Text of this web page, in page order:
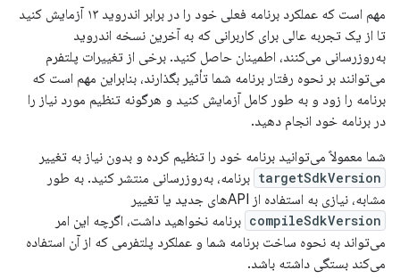
مهم است که عملکرد برنامه فعلی خود را در برابر اندروید ۱۳ آزمایش کنید
تا از یک تجربه عالی برای کاربرانی که به آخرین نسخه اندروید
به‌روزرسانی می‌کنند، اطمینان حاصل کنید. برخی از تغییرات پلتفرم
می‌توانند بر نحوه رفتار برنامه شما تأثیر بگذارند، بنابراین مهم است که
برنامه را زود و به طور کامل آزمایش کنید و هرگونه تنظیم مورد نیاز را
در برنامه خود انجام دهید.
شما معمولاً می‌توانید برنامه خود را تنظیم کرده و بدون نیاز به تغییر
targetSdkVersion برنامه، به‌روزرسانی منتشر کنید. به طور
مشابه، نیازی به استفاده از APIهای جدید یا تغییر
compileSdkVersion برنامه نخواهید داشت، اگرچه این امر
می‌تواند به نحوه ساخت برنامه شما و عملکرد پلتفرمی که از آن استفاده
می‌کند بستگی داشته باشد.